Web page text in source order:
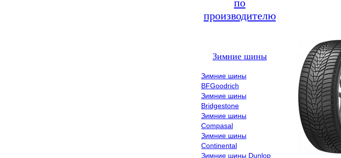
по
производителю
Зимние шины
Зимние шины
BFGoodrich
Зимние шины
Bridgestone
Зимние шины
Compasal
Зимние шины
Continental
Зимние шины Dunlop